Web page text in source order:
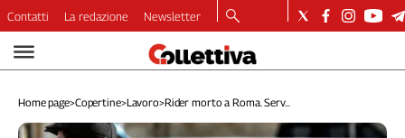
Video
Dirette
Longform
Contatti La redazione Newsletter
Home page>Copertine>Lavoro>Rider morto a Roma. Serv...